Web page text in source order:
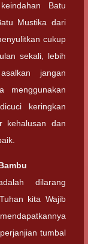
Batu
Mustika dari
cukup
sekali, lebih
jangan
menggunakan
keringkan
kehalusan dan
dilarang
kita Wajib
tumbal